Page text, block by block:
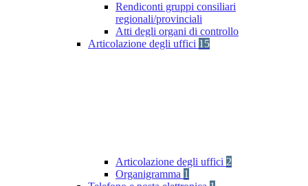
Rendiconti gruppi consiliari
regionali/provinciali
Atti degli organi di controllo
Articolazione degli uffici 15
Articolazione degli uffici 2
Organigramma 1